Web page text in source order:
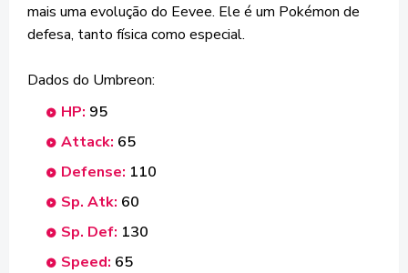
mais uma evolução do Eevee. Ele é um Pokémon de
defesa, tanto física como especial.
Dados do Umbreon:
HP: 95
Attack: 65
Defense: 110
Sp. Atk: 60
Sp. Def: 130
Speed: 65